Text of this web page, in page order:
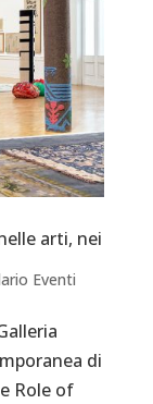
arti, nei
Eventi
di
Role of